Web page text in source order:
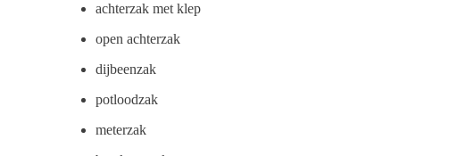
achterzak met klep
open achterzak
dijbeenzak
potloodzak
meterzak